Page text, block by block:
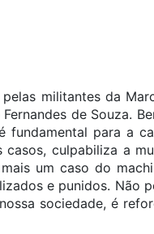
militantes da
de Souza.
para a
culpabiliza a
um caso do
e punidos. Não
sociedade, é